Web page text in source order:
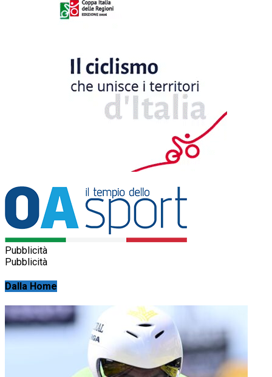
Pubblicità
Pubblicità
Dalla Home